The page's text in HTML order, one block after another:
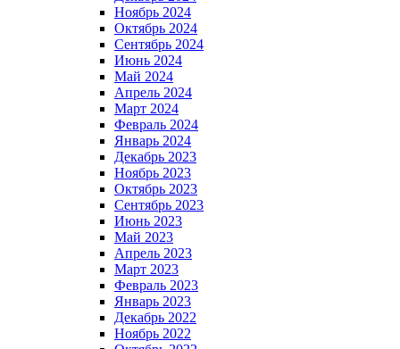
Ноябрь 2024
Октябрь 2024
Сентябрь 2024
Июнь 2024
Май 2024
Апрель 2024
Март 2024
Февраль 2024
Январь 2024
Декабрь 2023
Ноябрь 2023
Октябрь 2023
Сентябрь 2023
Июнь 2023
Май 2023
Апрель 2023
Март 2023
Февраль 2023
Январь 2023
Декабрь 2022
Ноябрь 2022